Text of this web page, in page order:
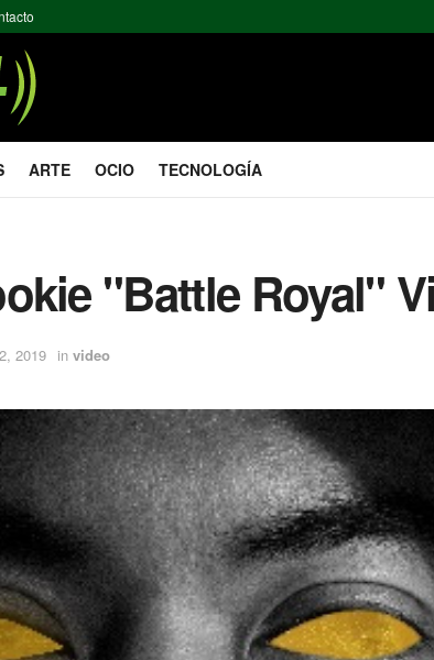
ARTE OCIO TECNOLOGÍA
"Battle Royal"
2019 in video